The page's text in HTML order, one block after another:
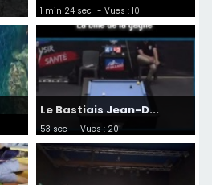
1 min 24 sec - Vues : 10
Le Bastiais Jean-D...
53 sec - Vues : 20